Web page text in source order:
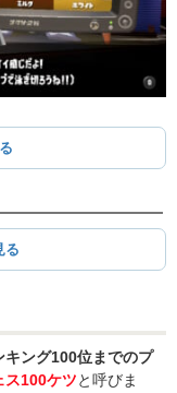
る
ング100位までのプ
ス100ケツと呼びま